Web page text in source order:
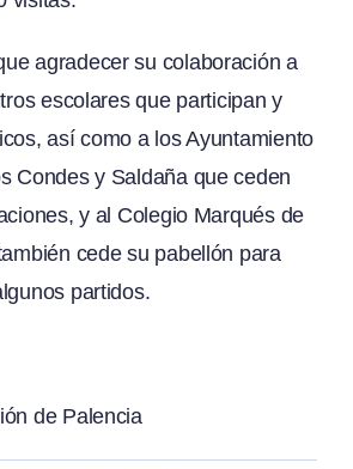
agradecer su colaboración a
escolares que participan y
así como a los Ayuntamiento
Condes y Saldaña que ceden
y al Colegio Marqués de
cede su pabellón para
partidos.
de Palencia